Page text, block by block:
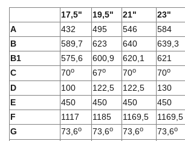
17,5" 19,5" 21"
23"
A
432 495 546
584
B
589,7 623 640
639,3
B1
575,6 600,9 620,1
621
C
70o 67o 70o 70o
D 100 122,5 122,5
130
E
450 450 450
450
F
1117 1185 1169,5
1169,5
G
73,6o 73,6o 73,6o 73,6o